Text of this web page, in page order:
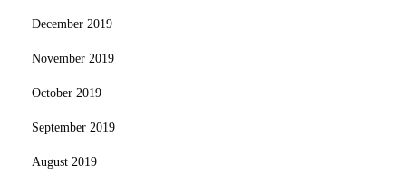
December 2019
November 2019
October 2019
September 2019
August 2019